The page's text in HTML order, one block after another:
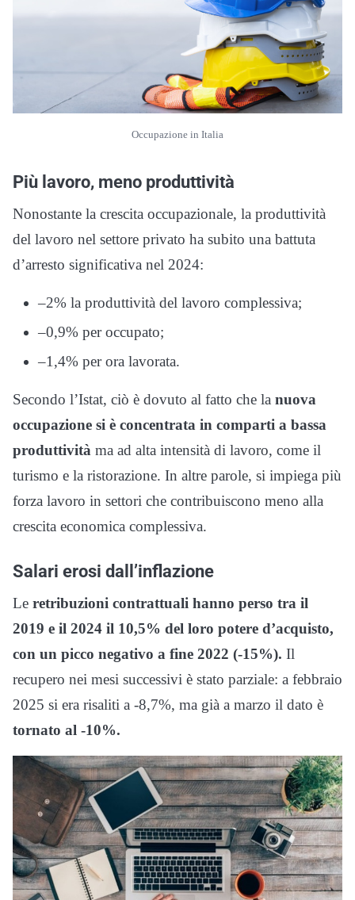
Occupazione in Italia
Più lavoro, meno produttività
Nonostante la crescita occupazionale, la produttività
del lavoro nel settore privato ha subito una battuta
d’arresto significativa nel 2024:
–2% la produttività del lavoro complessiva;
–0,9% per occupato;
–1,4% per ora lavorata.
Secondo l’Istat, ciò è dovuto al fatto che la nuova
occupazione si è concentrata in comparti a bassa
produttività ma ad alta intensità di lavoro, come il
turismo e la ristorazione. In altre parole, si impiega più
forza lavoro in settori che contribuiscono meno alla
crescita economica complessiva.
Salari erosi dall’inflazione
Le retribuzioni contrattuali hanno perso tra il
2019 e il 2024 il 10,5% del loro potere d’acquisto,
con un picco negativo a fine 2022 (-15%). Il
recupero nei mesi successivi è stato parziale: a febbraio
2025 si era risaliti a -8,7%, ma già a marzo il dato è
tornato al -10%.